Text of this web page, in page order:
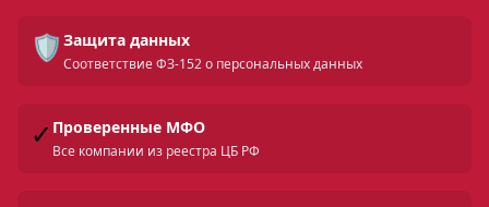
🛡️ Защита данных
Соответствие ФЗ-152 о персональных данных
✓ Проверенные МФО
Все компании из реестра ЦБ РФ